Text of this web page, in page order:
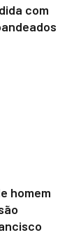
com
homem